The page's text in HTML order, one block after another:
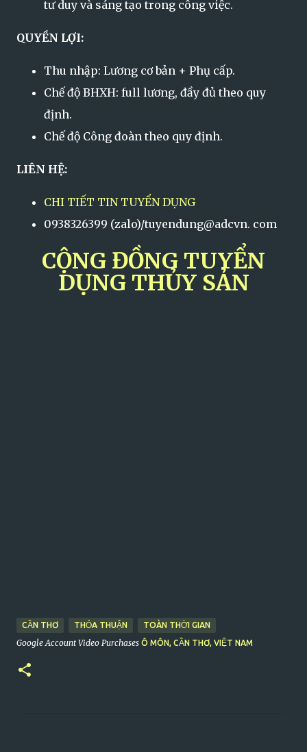
tư duy và sáng tạo trong công việc.
QUYỀN LỢI:
Thu nhập: Lương cơ bản + Phụ cấp.
Chế độ BHXH: full lương, đầy đủ theo quy
định.
Chế độ Công đoàn theo quy định.
LIÊN HỆ:
CHI TIẾT TIN TUYỂN DỤNG
0938326399 (zalo)/tuyendung@adcvn. com
CỘNG ĐỒNG TUYỂN
DỤNG THỦY SẢN
CẦN THƠ THỎA THUẬN TOÀN THỜI GIAN
Google Account Video Purchases Ô MÔN, CẦN THƠ, VIỆT NAM